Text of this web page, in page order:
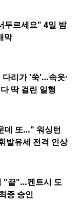
두르세요" 4일 밤
막
다리가 '쑥'…속옷·
딱 걸린 일행
데 또…" 워싱턴
발유세 전격 인상
"끝"…켄트시 도
종 승인